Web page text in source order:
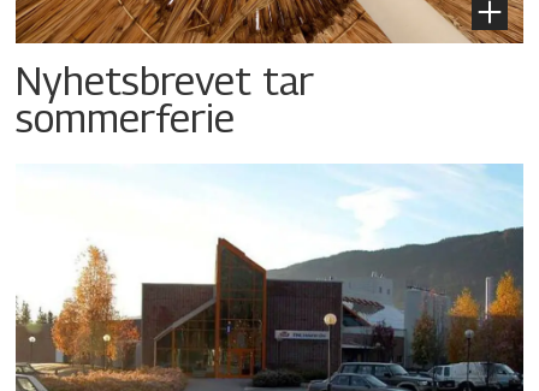
Nyhetsbrevet tar
sommerferie